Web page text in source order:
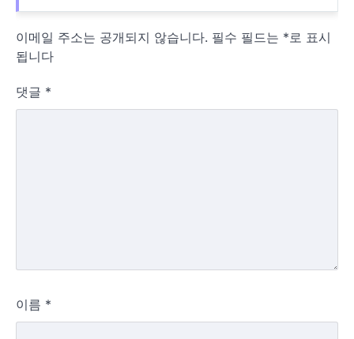
이메일 주소는 공개되지 않습니다. 필수 필드는 *로 표시
됩니다
댓글 *
이름 *